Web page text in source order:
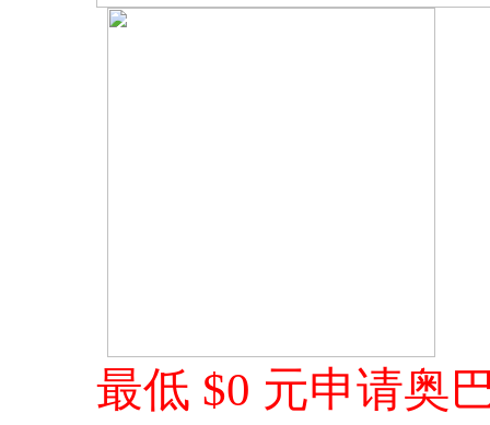
最低 $0 元申请奥